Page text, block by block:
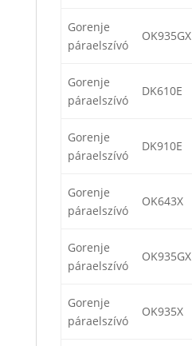
Gorenje
páraelszívó
OK935GX
Gorenje
páraelszívó
DK610E
Gorenje
páraelszívó
DK910E
Gorenje
páraelszívó
OK643X
Gorenje
páraelszívó
OK935GX
Gorenje
páraelszívó
OK935X